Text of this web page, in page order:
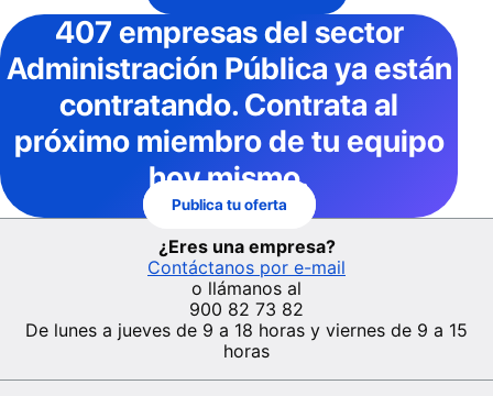
407 empresas del sector
Administración Pública ya están
contratando. Contrata al
próximo miembro de tu equipo
hoy mismo.
Publica tu oferta
¿Eres una empresa?
Contáctanos por e-mail
o llámanos al
900 82 73 82
De lunes a jueves de 9 a 18 horas y viernes de 9 a 15
horas